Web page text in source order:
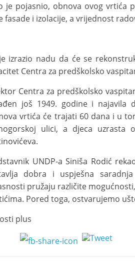
je pojasnio, obnova ovog vrtića
fasade i izolacije, a vrijednost
izrazio nadu da će se
Centra za predškolsko
Centra za predškolsko
još 1949. godine i najavila
vrtića će trajati 60 dana i u
ulici, a djeca
UNDP-a Siniša Rodić
dobra i uspješna
pružaju različite
Pored toga, ostvarujemo
plus